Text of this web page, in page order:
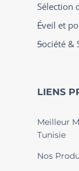
Sélection
Éveil et
Société &
LIENS
Meilleur
Tunisie
Nos